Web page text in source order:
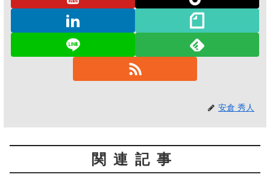
安倉 秀人
関連記事